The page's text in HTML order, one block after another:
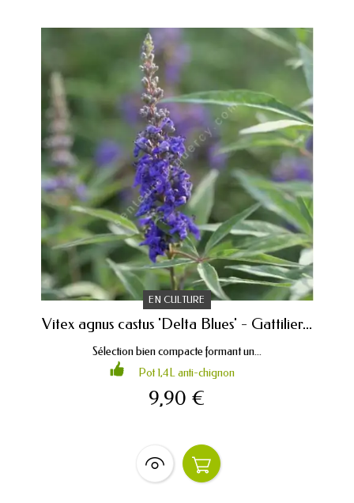
EN CULTURE
Vitex agnus castus 'Delta Blues' - Gattilier...
Sélection bien compacte formant un...
Pot 1,4L anti-chignon
9,90 €